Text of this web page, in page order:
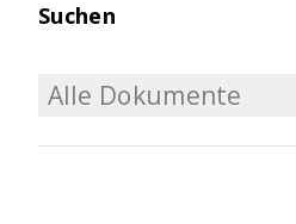
Suchen
Alle Dokumente